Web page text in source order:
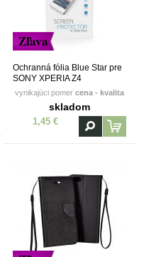
Zľava
Ochranná fólia Blue Star pre
SONY XPERIA Z4
vynikajúci pomer cena - kvalita
skladom
1,45 €